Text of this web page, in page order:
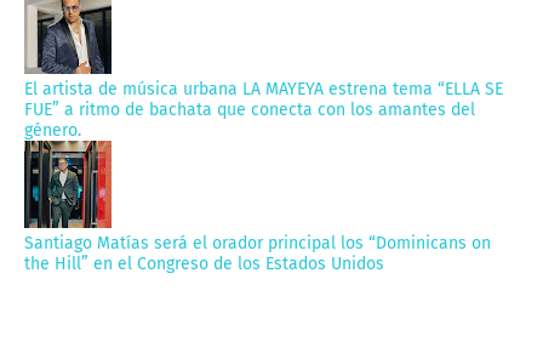
El artista de música urbana LA MAYEYA estrena tema “ELLA SE
FUE” a ritmo de bachata que conecta con los amantes del
género.
Santiago Matías será el orador principal los “Dominicans on
the Hill” en el Congreso de los Estados Unidos